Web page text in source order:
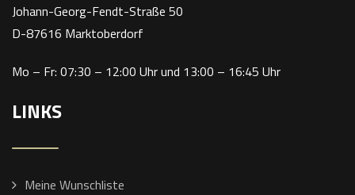
Johann-Georg-Fendt-Straße 50
D-87616 Marktoberdorf
Mo – Fr: 07:30 – 12:00 Uhr und 13:00 – 16:45 Uhr
LINKS
Meine Wunschliste